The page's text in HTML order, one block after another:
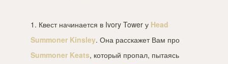
1. Квест начинается в Ivory Tower у Head
Summoner Kinsley. Она расскажет Вам про
Summoner Keats, который пропал, пытаясь